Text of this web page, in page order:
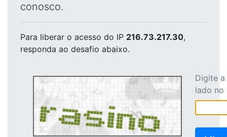
conosco.
Para liberar o acesso do IP 216.73.217.30,
responda ao desafio abaixo.
Digite
lado no